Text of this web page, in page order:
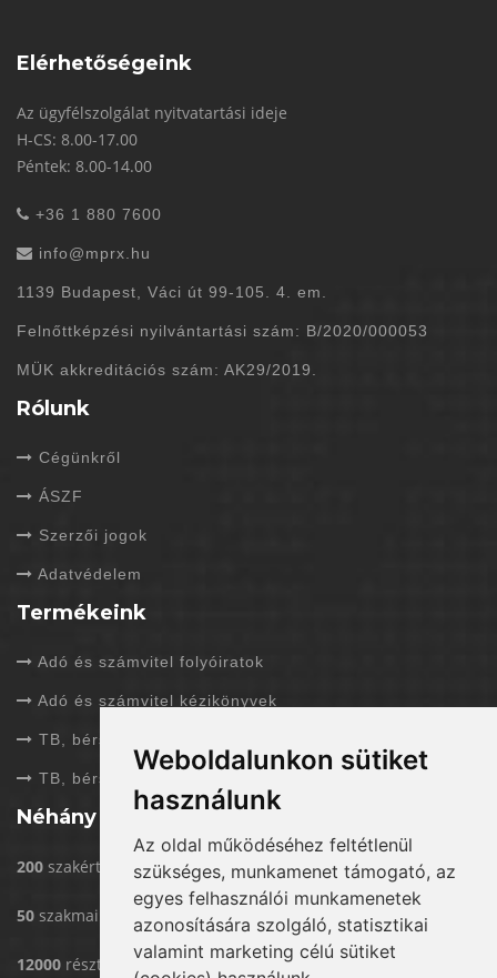
Weboldalunkon sütiket
használunk
Az oldal működéséhez feltétlenül
szükséges, munkamenet támogató, az
egyes felhasználói munkamenetek
azonosítására szolgáló, statisztikai
valamint marketing célú sütiket
Elérhetőségeink
Az ügyfélszolgálat nyitvatartási ideje
H-CS: 8.00-17.00
Péntek: 8.00-14.00
+36 1 880 7600
info@mprx.hu
1139 Budapest, Váci út 99-105. 4. em.
Felnőttképzési nyilvántartási szám: B/2020/000053
MÜK akkreditációs szám: AK29/2019.
Rólunk
Cégünkről
ÁSZF
Szerzői jogok
Adatvédelem
Termékeink
Adó és számvitel folyóiratok
Adó és számvitel kézikönyvek
TB, bérszámfejtés folyóiratok
TB, bérszámfejtés kézikönyvek
Néhány adat rólunk
200 szakértővel dolgozunk
50 szakmai rendezvény/év
12000 résztvevő eddig rendezvényeinken